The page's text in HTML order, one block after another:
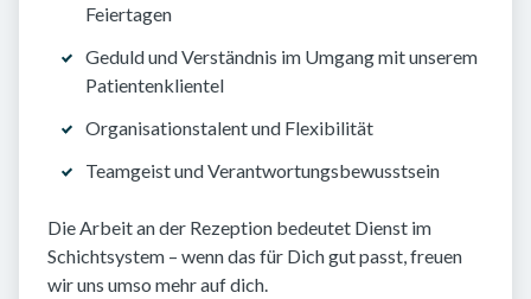
Feiertagen
Geduld und Verständnis im Umgang mit unserem
Patientenklientel
Organisationstalent und Flexibilität
Teamgeist und Verantwortungsbewusstsein
Die Arbeit an der Rezeption bedeutet Dienst im
Schichtsystem – wenn das für Dich gut passt, freuen
wir uns umso mehr auf dich.